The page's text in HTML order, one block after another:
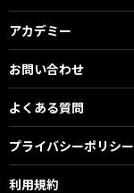
アカデミー
お問い合わせ
よくある質問
プライバシーポリシー
利用規約